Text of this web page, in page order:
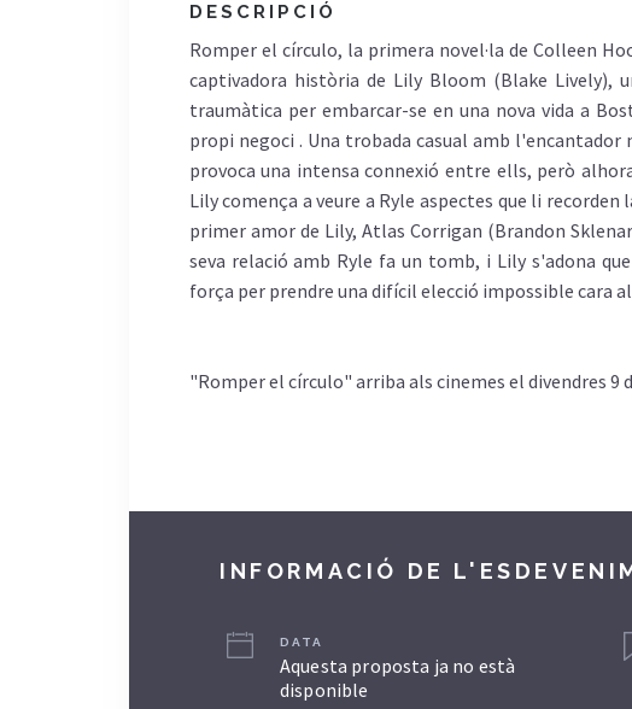
DESCRIPCIÓ
Romper el círculo, la primera novel·la de Colleen
captivadora història de Lily Bloom (Blake Lively),
traumàtica per embarcar-se en una nova vida a
propi negoci . Una trobada casual amb
provoca una intensa connexió entre ells, però
Lily comença a veure a Ryle aspectes que li
primer amor de Lily, Atlas Corrigan (Brandon
seva relació amb Ryle fa un tomb, i Lily s'adona
força per prendre una difícil elecció impossible cara
"Romper el círculo" arriba als cinemes el divendres 9
INFORMACIÓ DE
DATA
Aquesta proposta ja no està
disponible